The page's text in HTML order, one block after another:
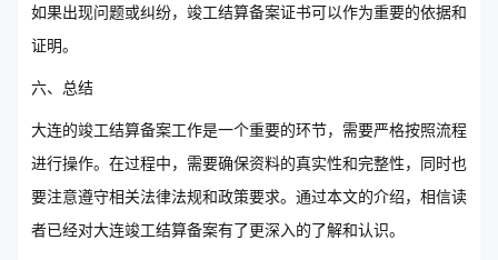
如果出现问题或纠纷，竣工结算备案证书可以作为重要的依据和
证明。
六、总结
大连的竣工结算备案工作是一个重要的环节，需要严格按照流程
进行操作。在过程中，需要确保资料的真实性和完整性，同时也
要注意遵守相关法律法规和政策要求。通过本文的介绍，相信读
者已经对大连竣工结算备案有了更深入的了解和认识。